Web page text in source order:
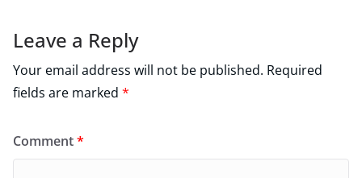
Leave a Reply
Your email address will not be published. Required
fields are marked *
Comment*